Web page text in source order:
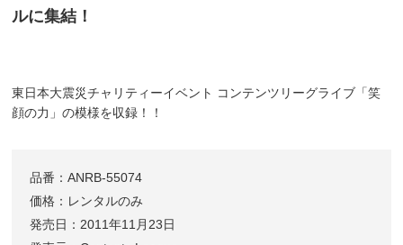
ルに集結！
東日本大震災チャリティーイベント コンテンツリーグライブ「笑
顔の力」の模様を収録！！
品番：ANRB-55074
価格：レンタルのみ
発売日：2011年11月23日